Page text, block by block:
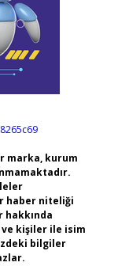
marka, kurum
haber niteliği
hakkında
ve kişiler ile isim
bilgiler